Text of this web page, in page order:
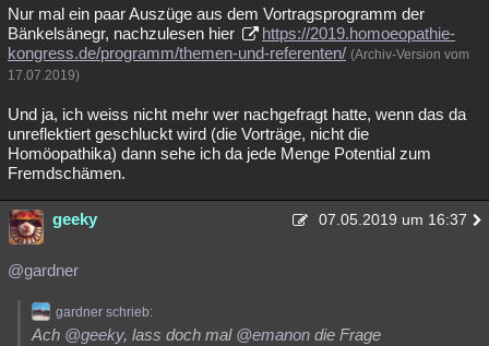
Nur mal ein paar Auszüge aus dem Vortragsprogramm der
Bänkelsänegr, nachzulesen hier
https://2019.homoeopathie-
kongress.de/programm/themen-und-referenten/ (Archiv-Version vom
17.07.2019)
Und ja, ich weiss nicht mehr wer nachgefragt hatte, wenn das da
unreflektiert geschluckt wird (die Vorträge, nicht die
Homöopathika) dann sehe ich da jede Menge Potential zum
Fremdschämen.
geeky 07.05.2019 um 16:37
@gardner
gardner schrieb:
Ach @geeky, lass doch mal @emanon die Frage